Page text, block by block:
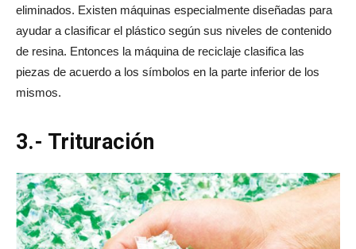
eliminados. Existen máquinas especialmente diseñadas para
ayudar a clasificar el plástico según sus niveles de contenido
de resina. Entonces la máquina de reciclaje clasifica las
piezas de acuerdo a los símbolos en la parte inferior de los
mismos.
3.- Trituración